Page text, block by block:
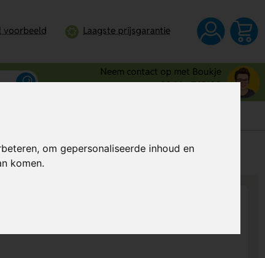
om gepersonaliseerde inhoud en
komen.
voorbeeld Laagste prijsgarantie
Neem contact op met Boukje
0344 - 745109
Al vanaf€ 11,54 per stuk (excl. BTW)